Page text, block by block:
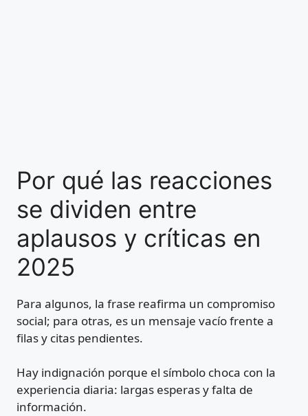
Por qué las reacciones
se dividen entre
aplausos y críticas en
2025
Para algunos, la frase reafirma un compromiso
social; para otras, es un mensaje vacío frente a
filas y citas pendientes.
Hay indignación porque el símbolo choca con la
experiencia diaria: largas esperas y falta de
información.